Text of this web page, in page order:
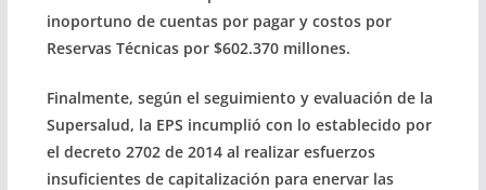
inoportuno de cuentas por pagar y costos por
Reservas Técnicas por $602.370 millones.
Finalmente, según el seguimiento y evaluación de la
Supersalud, la EPS incumplió con lo establecido por
el decreto 2702 de 2014 al realizar esfuerzos
insuficientes de capitalización para enervar las